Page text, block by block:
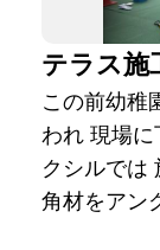
テラス施
この前幼稚
われ 現場
クシルでは
角材をアン